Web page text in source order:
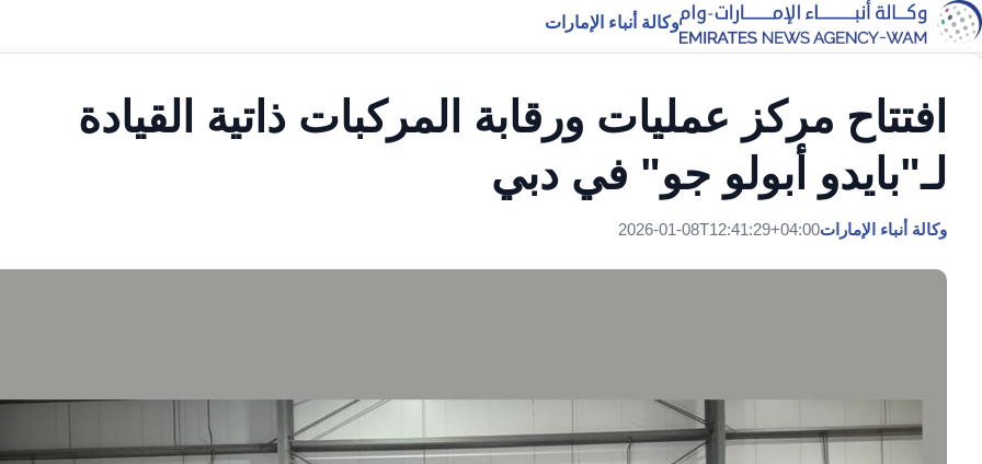
وكالة أنباء الإمارات
افتتاح مركز عمليات ورقابة المركبات ذاتية القيادة
لـ"بايدو أبولو جو" في دبي
وكالة أنباء الإمارات2026-01-08T12:41:29+04:00